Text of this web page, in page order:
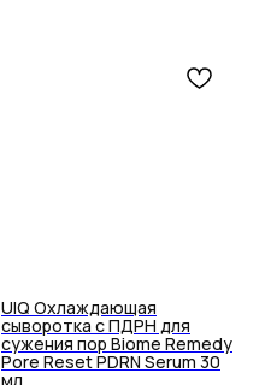
UIQ Охлаждающая
сыворотка с ПДРН для
сужения пор Biome Remedy
Pore Reset PDRN Serum 30
мл